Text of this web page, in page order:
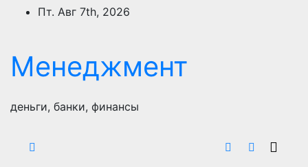
ПерейтиПт. Авг 7th, 2026
Менеджмент
деньги, банки, финансы